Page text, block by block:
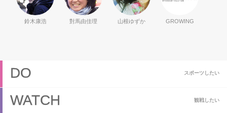
鈴木康浩 對馬由佳理 山根ゆずか GROWING
スポーツしたい
DO
観戦したい
WATCH